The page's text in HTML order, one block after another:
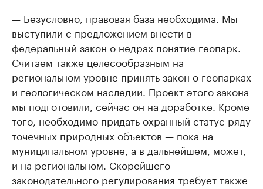
— Безусловно, правовая база необходима. Мы
выступили с предложением внести в
федеральный закон о недрах понятие геопарк.
Считаем также целесообразным на
региональном уровне принять закон о геопарках
и геологическом наследии. Проект этого закона
мы подготовили, сейчас он на доработке. Кроме
того, необходимо придать охранный статус ряду
точечных природных объектов — пока на
муниципальном уровне, а в дальнейшем, может,
и на региональном. Скорейшего
законодательного регулирования требует также